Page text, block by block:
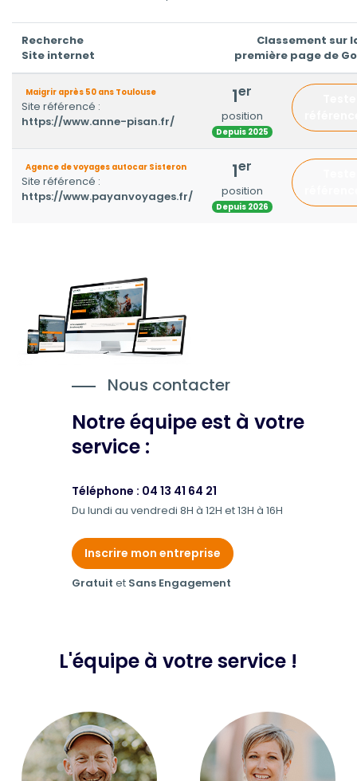
Recherche
Site internet
Classement sur
première page de
Maigrir après 50 ans Toulouse
Site référencé :
https://www.anne-pisan.fr/
1er
position
Depuis 2025
Agence de voyages autocar Sisteron
Site référencé :
https://www.payanvoyages.fr/
1er
position
Depuis 2026
Nous contacter
Notre équipe est à votre
service :
Téléphone : 04 13 41 64 21
Du lundi au vendredi 8H à 12H et 13H à 16H
Inscrire mon entreprise
Gratuit et Sans Engagement
L'équipe à votre service !